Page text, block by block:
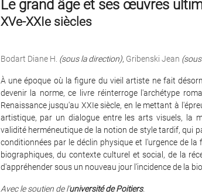
Le grand âge et ses œuvres
XVe-XXIe siècles
Bodart Diane H. (sous la direction), Gribenski Jean
À une époque où la figure du vieil artiste ne fait
devenir la norme, ce livre réinterroge l'archétype
Renaissance jusqu'au XXIe siècle, en le mettant à
artistique, par un dialogue entre les arts visuels, la
validité herméneutique de la notion de style tardif, qui
conditionnées par le déclin physique et l'urgence de
biographiques, du contexte culturel et social, de la
d'appréhender sous un nouveau jour l'incidence de la
Avec le soutien de l’université de Poitiers.